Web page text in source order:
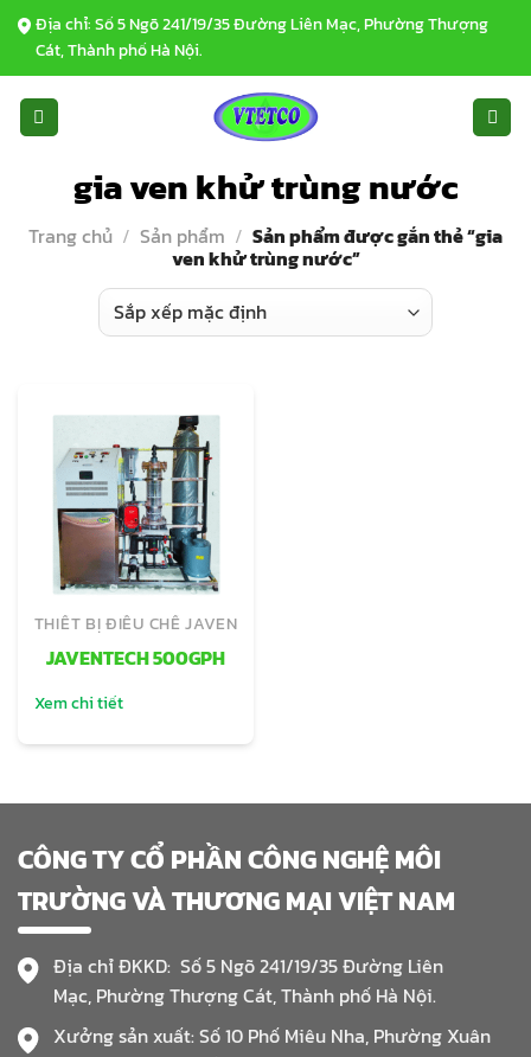
Bỏ
qua
nội
dung
Địa chỉ: Số 5 Ngõ 241/19/35 Đường Liên Mạc, Phường Thượng
Cát, Thành phố Hà Nội.
gia ven khử trùng nước
Trang chủ / Sản phẩm / Sản phẩm được gắn thẻ “gia
ven khử trùng nước”
THIẾT BỊ ĐIỀU CHẾ JAVEN
JAVENTECH 500GPH
Xem chi tiết
CÔNG TY CỔ PHẦN CÔNG NGHỆ MÔI
TRƯỜNG VÀ THƯƠNG MẠI VIỆT NAM
Địa chỉ ĐKKD: Số 5 Ngõ 241/19/35 Đường Liên
Mạc, Phường Thượng Cát, Thành phố Hà Nội.
Xưởng sản xuất: Số 10 Phố Miêu Nha, Phường Xuân